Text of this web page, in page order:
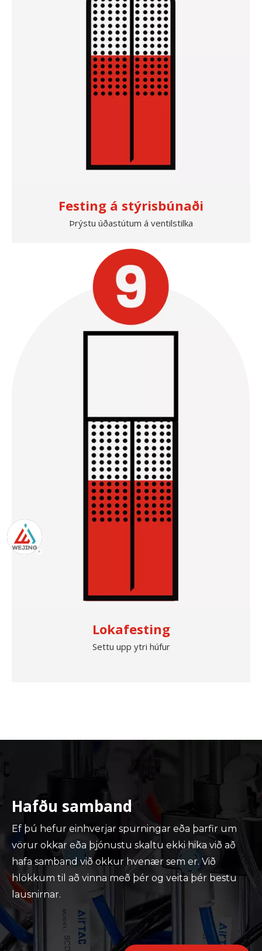
Festing á stýrisbúnaði
Þrýstu úðastútum á ventilstilka
Lokafesting
Settu upp ytri húfur
Hafðu samband
Ef þú hefur einhverjar spurningar eða þarfir um
vörur okkar eða þjónustu skaltu ekki hika við að
hafa samband við okkur hvenær sem er. Við
hlökkum til að vinna með þér og veita þér bestu
lausnirnar.